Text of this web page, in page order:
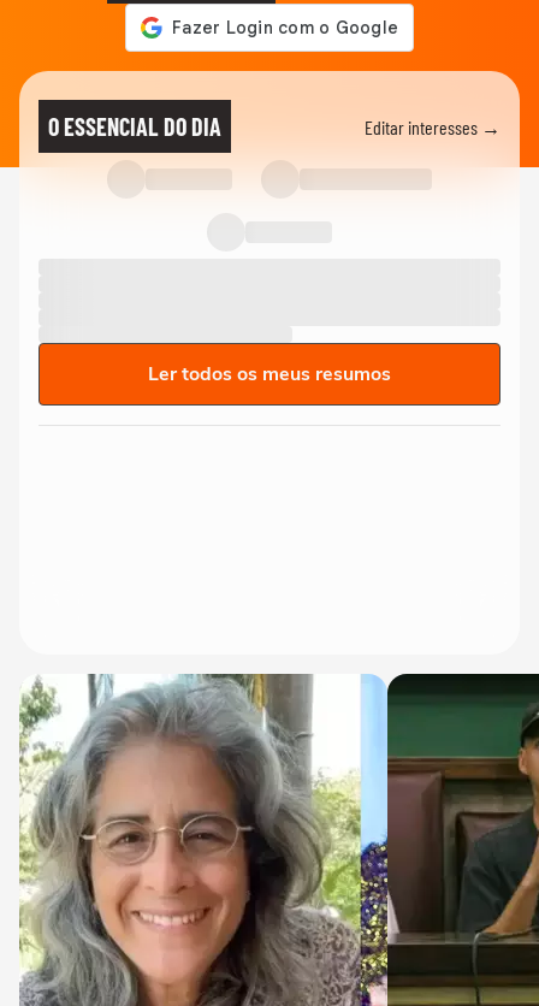
O ESSENCIAL DO DIA Editar interesses →
Ler todos os meus resumos